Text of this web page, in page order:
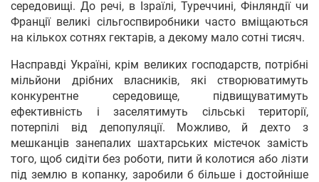
середовищі. До речі, в Ізраїлі, Туреччині, Фінляндії чи
Франції великі сільгоспвиробники часто вміщаються
на кількох сотнях гектарів, а декому мало сотні тисяч.
Насправді Україні, крім великих господарств, потрібні
мільйони дрібних власників, які створюватимуть
конкурентне середовище, підвищуватимуть
ефективність і заселятимуть сільські території,
потерпілі від депопуляції. Можливо, й дехто з
мешканців занепалих шахтарських містечок замість
того, щоб сидіти без роботи, пити й колотися або лізти
під землю в копанку, заробили б більше і достойніше